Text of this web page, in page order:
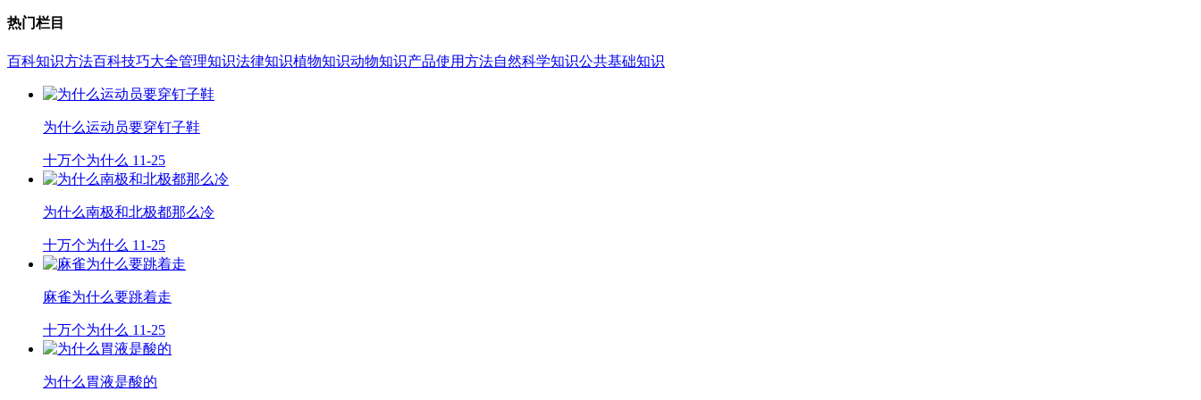
热门栏目
百科知识方法百科技巧大全管理知识法律知识植物知识动物知识产品使用方法自然科学知识公共基础知识
为什么运动员要穿钉子鞋
十万个为什么 11-25
为什么南极和北极都那么冷
十万个为什么 11-25
麻雀为什么要跳着走
十万个为什么 11-25
为什么胃液是酸的